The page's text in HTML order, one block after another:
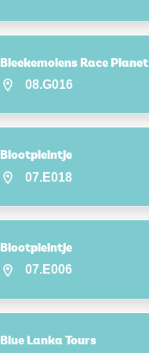
Bleekemolens Race Planet
08.G016
Blootpleintje
07.E018
Blootpleintje
07.E006
Blue Lanka Tours